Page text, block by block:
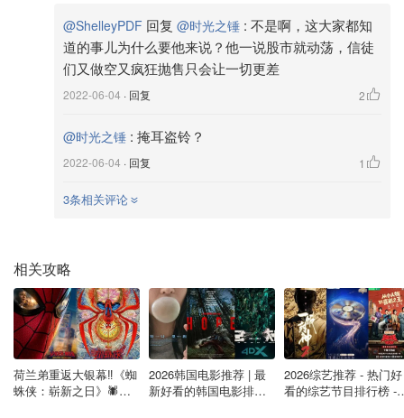
@ShelleyPDF 回复 @时光之锤 : 不是啊，这大家都知
道的事儿为什么要他来说？他一说股市就动荡，信徒
们又做空又疯狂抛售只会让一切更差
2022-06-04 · 回复 2
@时光之锤 : 掩耳盗铃？
2022-06-04 · 回复 1
3条相关评论
相关攻略
荷兰弟重返大银幕‼️《蜘
蛛侠：崭新之日》🕷️北
2026韩国电影推荐 | 最
新好看的韩国电影排行
2026综艺推荐 - 热门好
看的综艺节目排行榜 -